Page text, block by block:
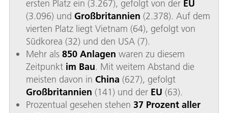
ersten Platz ein (3.267), gefolgt von der EU
(3.096) und Großbritannien (2.378). Auf dem
vierten Platz liegt Vietnam (64), gefolgt von
Südkorea (32) und den USA (7).
Mehr als 850 Anlagen waren zu diesem
Zeitpunkt im Bau. Mit weitem Abstand die
meisten davon in China (627), gefolgt
Großbritannien (141) und der EU (63).
Prozentual gesehen stehen 37 Prozent aller